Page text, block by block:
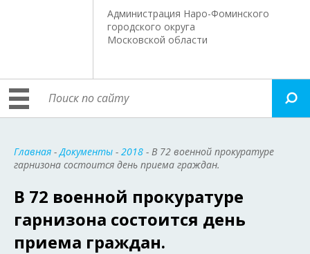
Администрация Наро-Фоминского
городского округа
Московской области
Главная -Документы - 2018 - В 72 военной прокуратуре
гарнизона состоится день приема граждан.
В 72 военной прокуратуре
гарнизона состоится день
приема граждан.